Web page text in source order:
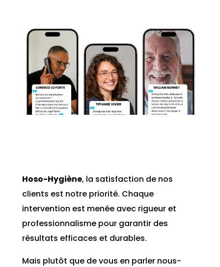
Hoso-Hygiène, la satisfaction de nos
clients est notre priorité. Chaque
intervention est menée avec rigueur et
professionnalisme pour garantir des
résultats efficaces et durables.
Mais plutôt que de vous en parler nous-